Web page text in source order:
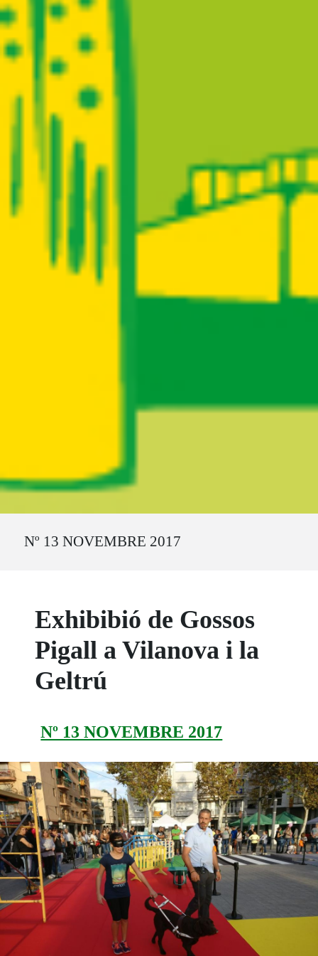
Nº 13 NOVEMBRE 2017
Exhibibió de Gossos
Pigall a Vilanova i la
Geltrú
Nº 13 NOVEMBRE 2017